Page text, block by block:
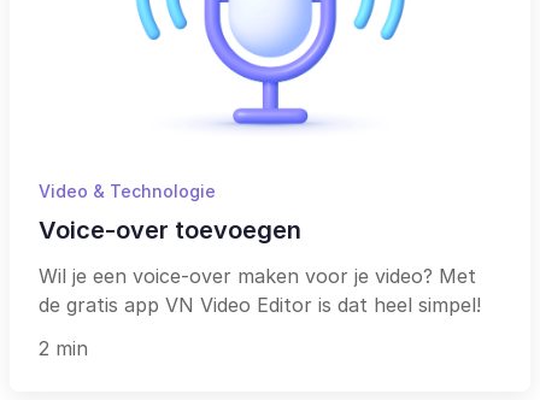
Video & Technologie
Voice-over toevoegen
Wil je een voice-over maken voor je video? Met
de gratis app VN Video Editor is dat heel simpel!
2 min